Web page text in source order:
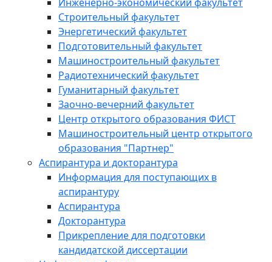
Строительный факультет
Энергетический факультет
Подготовительный факультет
Машиностроительный факультет
Радиотехнический факультет
Гуманитарный факультет
Заочно-вечерний факультет
Центр открытого образования ФИСТ
Машиностроительный центр открытого
образования "Партнер"
Аспирантура и докторантура
Информация для поступающих в
аспирантуру
Аспирантура
Докторантура
Прикрепление для подготовки
кандидатской диссертации